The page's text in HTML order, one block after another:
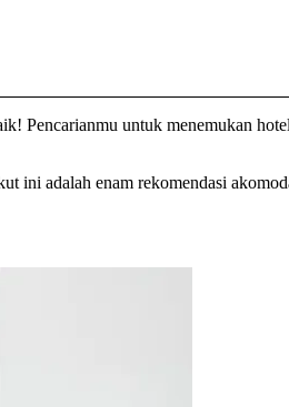
Pencarianmu untuk menemukan hotel
ini adalah enam rekomendasi